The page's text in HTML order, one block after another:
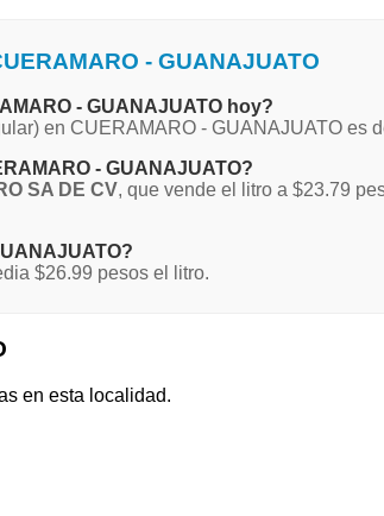
- GUANAJUATO
- GUANAJUATO hoy?
en CUERAMARO - GUANAJUATO es
- GUANAJUATO?
SA DE CV, que vende el litro a $23.79
$26.99 pesos el litro.
en esta localidad.